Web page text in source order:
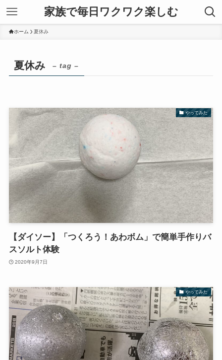
家族で毎日ワクワク楽しむ
ホーム 夏休み
夏休み – tag –
やってみた
【ダイソー】「つくろう！あわボム」で簡単手作りバ
スソルト体験
2020年9月7日
やってみた